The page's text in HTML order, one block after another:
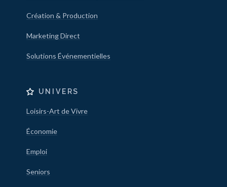
Création & Production
Marketing Direct
Solutions Événementielles
UNIVERS
Loisirs-Art de Vivre
Économie
Emploi
Seniors